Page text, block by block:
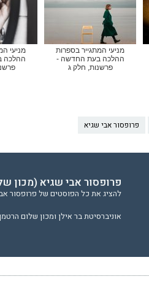
מניעי המתגייר בספרות
ההלכה בעת החדשה -
פרשנות, חלק ג
מניעי
ההלכה
פרופסור אבי שגיא
פרופסור אבי שגיא (מכון
להציג את כל הפוסטים של פרופסור
אוניברסיטת בר אילן ומכון שלום